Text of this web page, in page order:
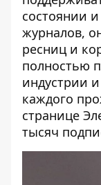
состоянии
журналов,
ресниц и
полностью
индустрии
каждого
странице
тысяч